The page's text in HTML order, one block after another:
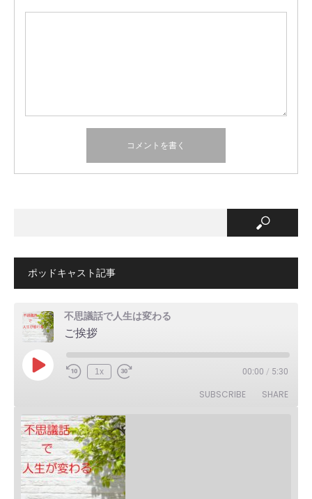
ポッドキャスト記事
不思議話で人生は変わる
ご挨拶
Play
Episode
1x 00:00 / 5:30
SUBSCRIBE SHARE